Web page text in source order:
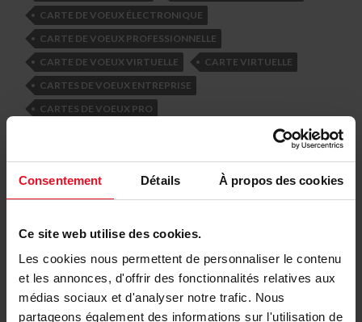
Consentement Détails À propos des cookies
Ce site web utilise des cookies.
Les cookies nous permettent de personnaliser le contenu
et les annonces, d'offrir des fonctionnalités relatives aux
médias sociaux et d'analyser notre trafic. Nous
partageons également des informations sur l'utilisation de
CARTE DE VOEUX ÉLECTRONIQUE
CARTE DE VOEUX PROFESSIONNELLE
CARTE DE VOEUX VIRTUELLE
CARTE VIRTUELLE
CARTES DE VOEUX ENTREPRISE
CARTES DE VOEUX PRO
VOEUX 2017
VŒUX DE NOUVEL AN
Carte de voeux internationale
en tant que société
MAI 18, 2016 / 0 COMMENTS